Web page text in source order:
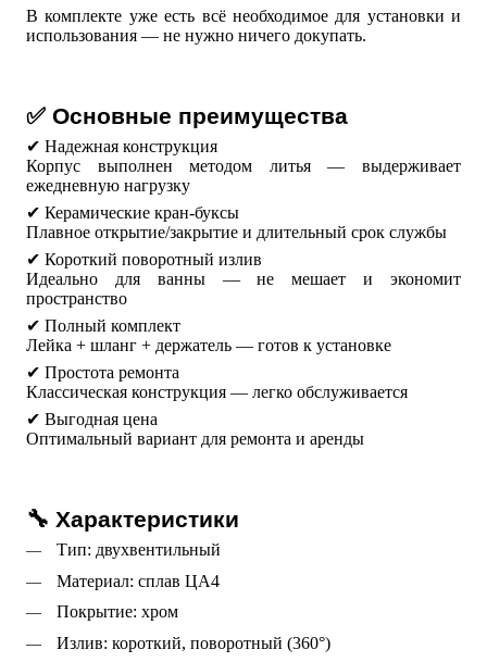
В комплекте уже есть всё необходимое для установки и
использования — не нужно ничего докупать.
✅ Основные преимущества
✔ Надежная конструкция
Корпус выполнен методом литья — выдерживает
ежедневную нагрузку
✔ Керамические кран-буксы
Плавное открытие/закрытие и длительный срок службы
✔ Короткий поворотный излив
Идеально для ванны — не мешает и экономит
пространство
✔ Полный комплект
Лейка + шланг + держатель — готов к установке
✔ Простота ремонта
Классическая конструкция — легко обслуживается
✔ Выгодная цена
Оптимальный вариант для ремонта и аренды
🔧 Характеристики
Тип: двухвентильный
Материал: сплав ЦА4
Покрытие: хром
Излив: короткий, поворотный (360°)